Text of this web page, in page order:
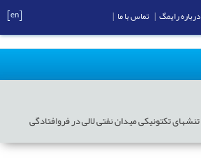
مدل سازی ساختاری و برآورد تنش‎های تکتونیکی میدان نفتی لالی در فروافتادگی
درباره رایمگ تماس با ما